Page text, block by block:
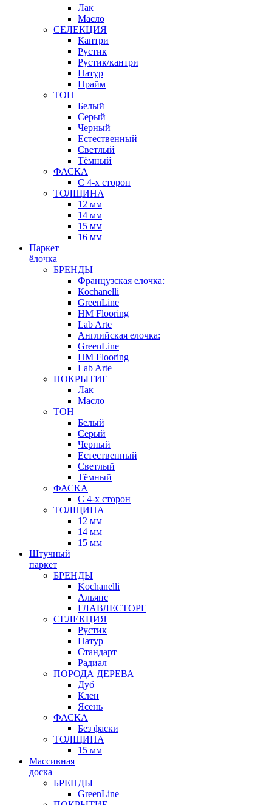
Лак
Масло
СЕЛЕКЦИЯ
Кантри
Рустик
Рустик/кантри
Натур
Прайм
ТОН
Белый
Серый
Черный
Естественный
Светлый
Тёмный
ФАСКА
С 4-х сторон
ТОЛЩИНА
12 мм
14 мм
15 мм
16 мм
Паркет
ёлочка
БРЕНДЫ
Французская елочка:
Кochanelli
GreenLine
HM Flooring
Lab Arte
Английская елочка:
GreenLine
HM Flooring
Lab Arte
ПОКРЫТИЕ
Лак
Масло
ТОН
Белый
Серый
Черный
Естественный
Светлый
Тёмный
ФАСКА
С 4-х сторон
ТОЛЩИНА
12 мм
14 мм
15 мм
Штучный
паркет
БРЕНДЫ
Kochanelli
Альянс
ГЛАВЛЕСТОРГ
СЕЛЕКЦИЯ
Рустик
Натур
Стандарт
Радиал
ПОРОДА ДЕРЕВА
Дуб
Клен
Ясень
ФАСКА
Без фаски
ТОЛЩИНА
15 мм
Массивная
доска
БРЕНДЫ
GreenLine